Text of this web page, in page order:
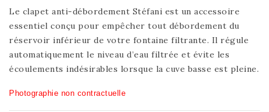
Le clapet anti-débordement Stéfani est un accessoire
essentiel conçu pour empêcher tout débordement du
réservoir inférieur de votre fontaine filtrante. Il régule
automatiquement le niveau d’eau filtrée et évite les
écoulements indésirables lorsque la cuve basse est pleine.
Photographie non contractuelle